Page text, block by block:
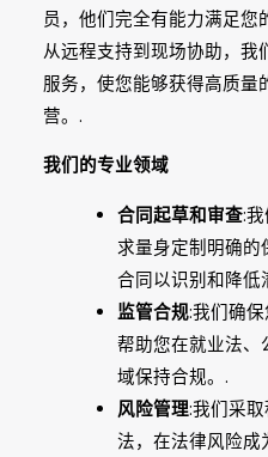
员，他们完全有能力满足您
从远程支持到现场协助，我
服务，使您能够获得高质量
营。.
我们的专业领域
合同起草和审查:
求量身定制明确的
合同以识别和降低
监管合规:我们确
帮助您在就业法、
域保持合规。.
风险管理:我们采
法，在法律风险成